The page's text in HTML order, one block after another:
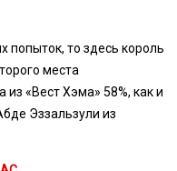
попыток, то здесь король
места
«Вест Хэма» 58%, как и
Эззальзули из